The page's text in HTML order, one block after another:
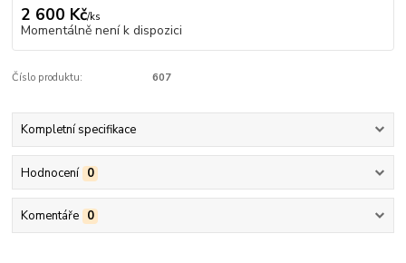
2 600 Kč/ks
Momentálně není k dispozici
Číslo produktu: 607
Kompletní specifikace
Hodnocení 0
Komentáře 0